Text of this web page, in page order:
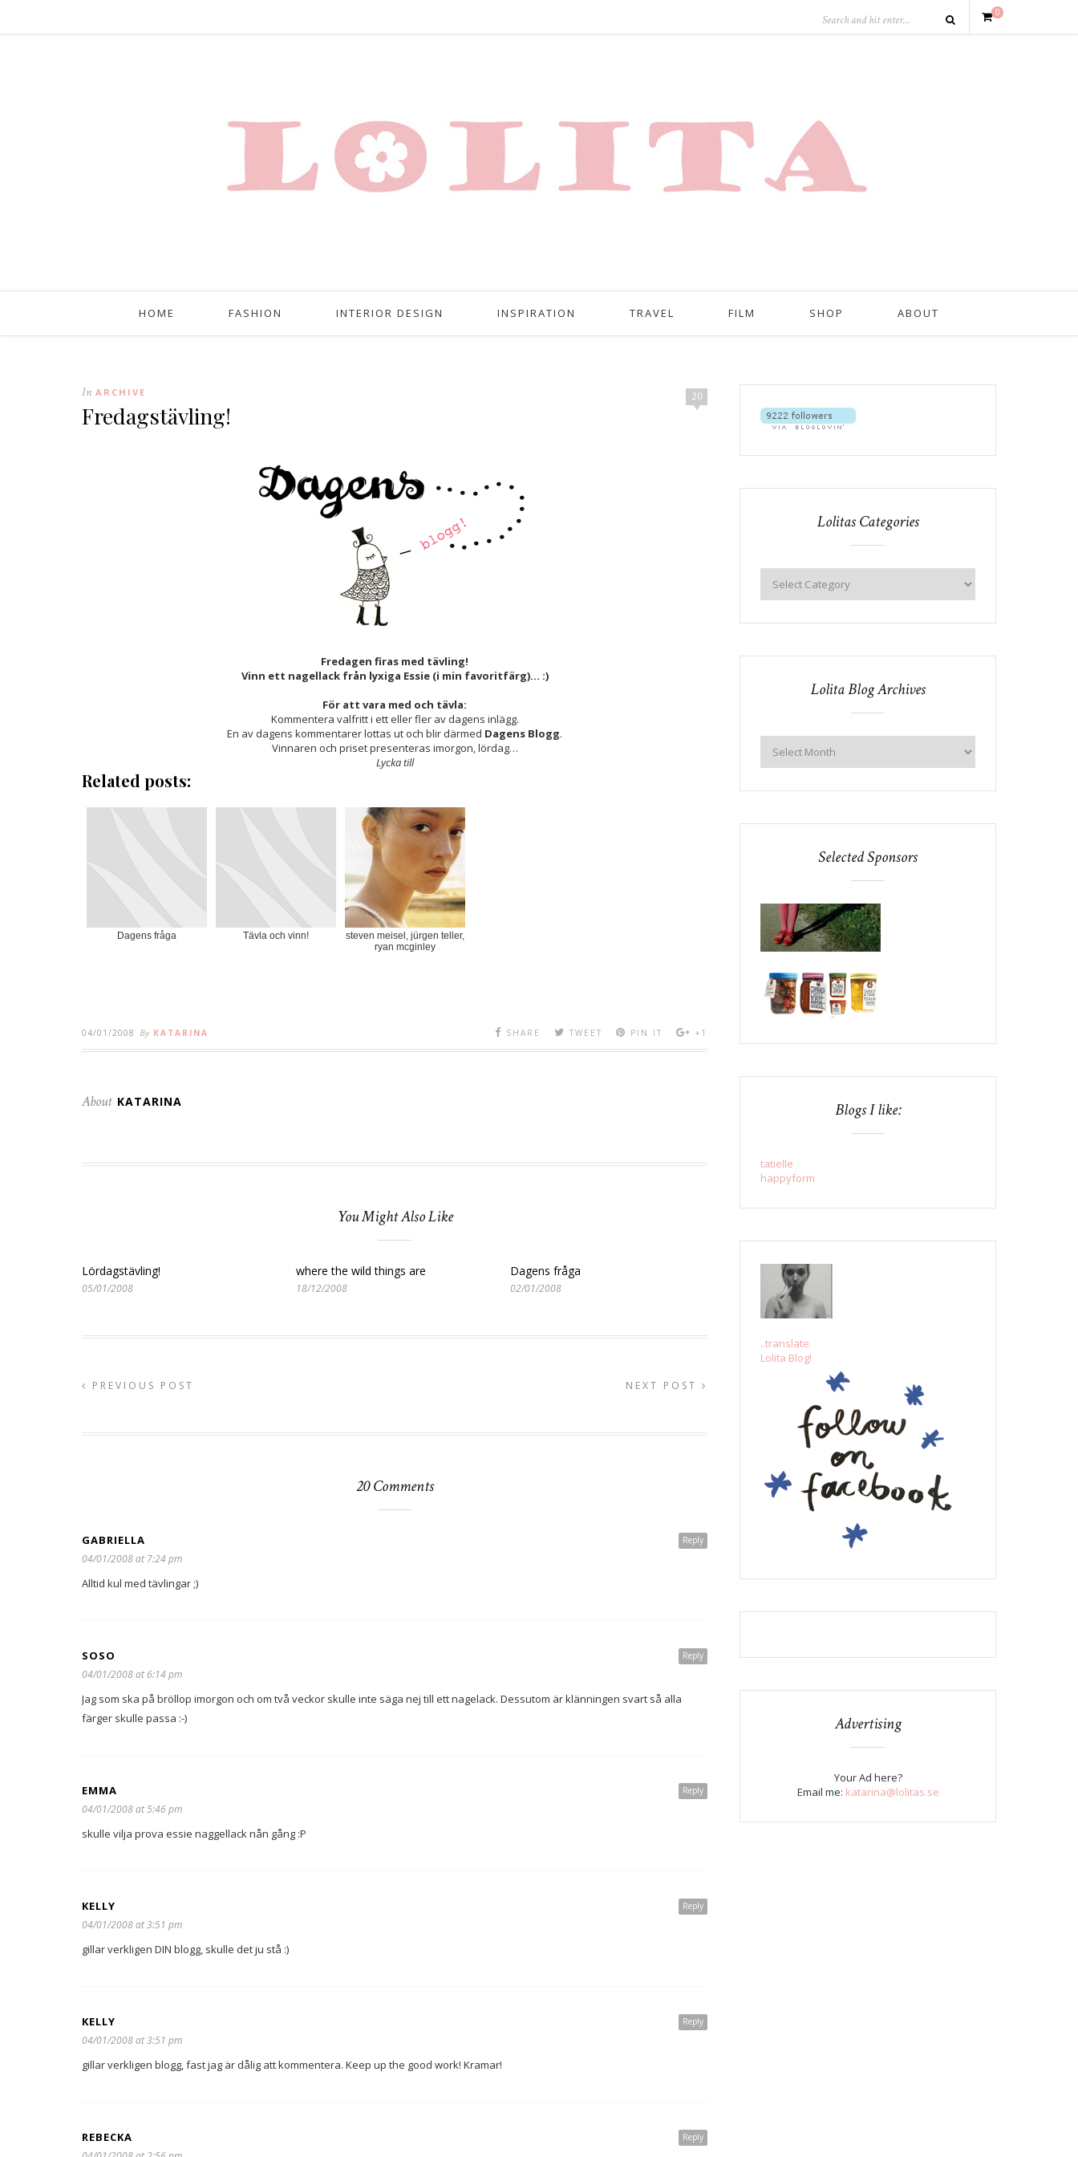
0
HOME FASHION INTERIOR DESIGN INSPIRATION TRAVEL FILM SHOP ABOUT
20
In ARCHIVE
Fredagstävling!
Fredagen firas med tävling!
Vinn ett nagellack från lyxiga Essie (i min favoritfärg)… :)
För att vara med och tävla:
Kommentera valfritt i ett eller fler av dagens inlägg.
En av dagens kommentarer lottas ut och blir därmed Dagens Blogg.
Vinnaren och priset presenteras imorgon, lördag…
Lycka till
Related posts:
Dagens fråga Tävla och vinn!
steven meisel, jürgen teller,
ryan mcginley
04/01/2008 By KATARINA SHARE TWEET PIN IT +1
About KATARINA
You Might Also Like
Lördagstävling!
05/01/2008
where the wild things are
18/12/2008
Dagens fråga
02/01/2008
PREVIOUS POST NEXT POST
20 Comments
Reply
GABRIELLA
04/01/2008 at 7:24 pm
Alltid kul med tävlingar ;)
Reply
SOSO
04/01/2008 at 6:14 pm
Jag som ska på bröllop imorgon och om två veckor skulle inte säga nej till ett nagelack. Dessutom är klänningen svart så alla
färger skulle passa :-)
Reply
EMMA
04/01/2008 at 5:46 pm
skulle vilja prova essie naggellack nån gång :P
Reply
KELLY
04/01/2008 at 3:51 pm
gillar verkligen DIN blogg, skulle det ju stå :)
Reply
KELLY
04/01/2008 at 3:51 pm
gillar verkligen blogg, fast jag är dålig att kommentera. Keep up the good work! Kramar!
Reply
REBECKA
Lolitas Categories
Lolita Blog Archives
Selected Sponsors
Blogs I like:
tatielle
happyform
..translate
Lolita Blog!
Advertising
Your Ad here?
Email me: katarina@lolitas.se